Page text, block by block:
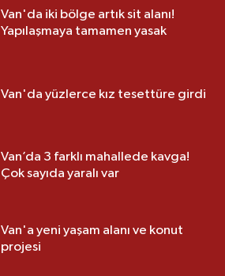
Van'da iki bölge artık sit alanı!
Yapılaşmaya tamamen yasak
Van'da yüzlerce kız tesettüre girdi
Van’da 3 farklı mahallede kavga!
Çok sayıda yaralı var
Van'a yeni yaşam alanı ve konut
projesi